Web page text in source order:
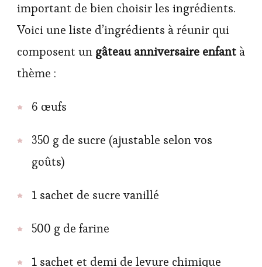
important de bien choisir les ingrédients.
Voici une liste d’ingrédients à réunir qui
composent un gâteau anniversaire enfant à
thème :
6 œufs
350 g de sucre (ajustable selon vos
goûts)
1 sachet de sucre vanillé
500 g de farine
1 sachet et demi de levure chimique